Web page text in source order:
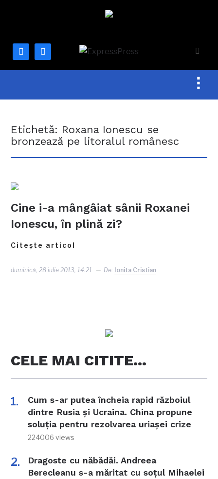
facebook
mail
Etichetă: Roxana Ionescu se
bronzează pe litoralul românesc
Cine i-a mângâiat sânii Roxanei
Ionescu, în plină zi?
Citește articol
duminică, 28 iulie 2013, 14:21 De: Ionita Cristian
CELE MAI CITITE…
Cum s-ar putea încheia rapid războiul
dintre Rusia și Ucraina. China propune
soluția pentru rezolvarea uriașei crize
224006 views
Dragoste cu năbădăi. Andreea
Berecleanu s-a măritat cu soțul Mihaelei